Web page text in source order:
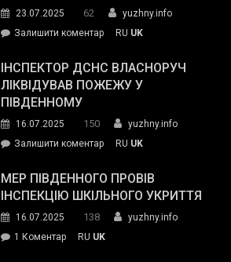
гуманітарну
допомогу
23.07.2025 62
yuzhny.info
Залишити коментарon
провів
нараду
силових
та
органів:
«Наш
спільний
RU UK
ІНСПЕКТОР ДСНС ВЛАСНОРУЧ
ЛІКВІДУВАВ ПОЖЕЖУ У
ПІВДЕННОМУ
16.07.2025 150
yuzhny.info
Залишити коментарon
ДСНС
власноруч
пожежу
у
RU UK
МЕР ПІВДЕННОГО ПРОВІВ
ІНСПЕКЦІЮ ШКІЛЬНОГО УКРИТТЯ
16.07.2025 138
yuzhny.info
1 Коментардо RU UK